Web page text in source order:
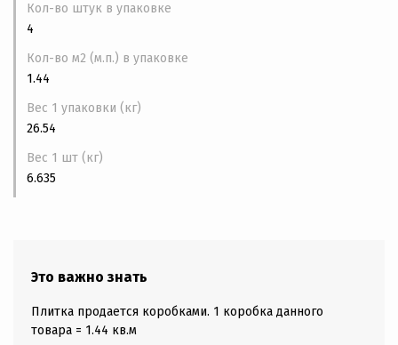
Кол-во штук в упаковке
4
Кол-во м2 (м.п.) в упаковке
1.44
Вес 1 упаковки (кг)
26.54
Вес 1 шт (кг)
6.635
Это важно знать
Плитка продается коробками. 1 коробка данного
товара = 1.44 кв.м